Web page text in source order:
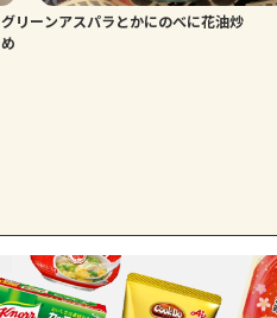
グリーンアスパラとかにのべに花油炒
め